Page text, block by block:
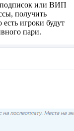
подписок или ВИП
получить
игроки будут
пари.